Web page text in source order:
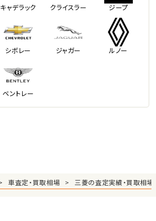
キャデラック クライスラー ジープ
シボレー ジャガー ルノー
ベントレー
車査定・買取相場 三菱の査定実績・買取相場